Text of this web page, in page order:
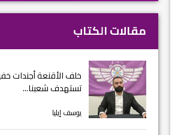
مقالات الكتاب
خلف الأقنعة أجندات
تستهدف شعبنا...
يوسف إيليا